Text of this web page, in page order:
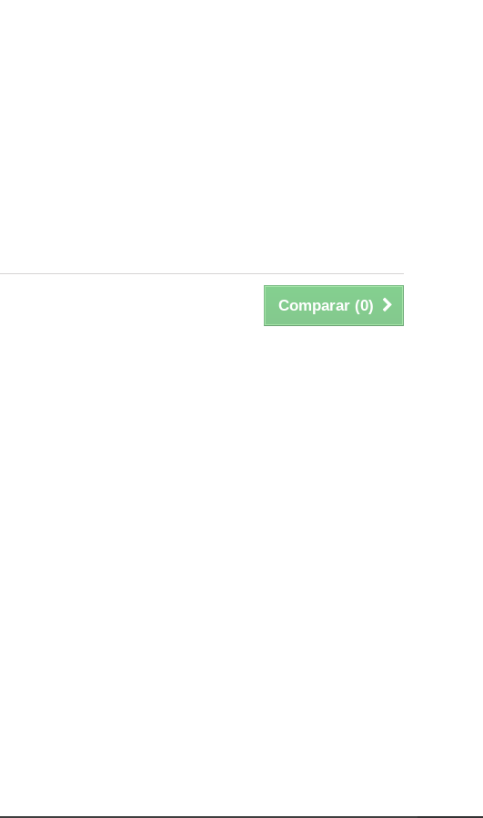
Comparar (0)